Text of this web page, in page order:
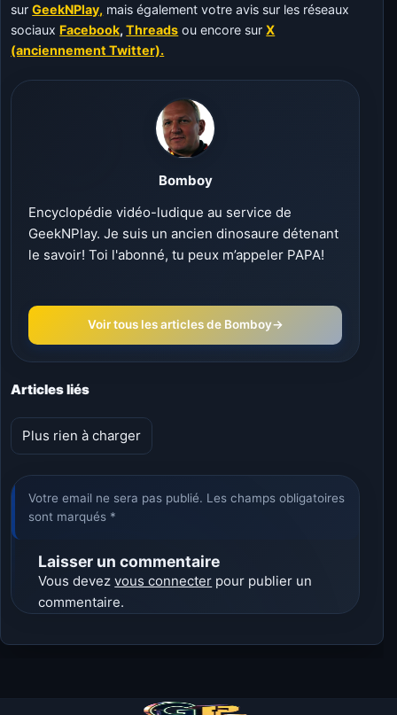
surGeekNPlay, mais également votre avis sur les réseaux
sociauxFacebook,Threads ou encore surX
(anciennement Twitter).
Bomboy
Encyclopédie vidéo-ludique au service de
GeekNPlay. Je suis un ancien dinosaure détenant
le savoir! Toi l'abonné, tu peux m’appeler PAPA!
Voir tous les articles de Bomboy→
Articles liés
Plus rien à charger
Votre email ne sera pas publié. Les champs obligatoires
sont marqués *
Laisser un commentaire
Vous devezvous connecter pour publier un
commentaire.